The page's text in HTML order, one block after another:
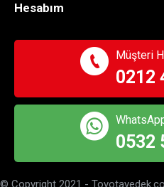
Hesabım
Müşteri
0212
0532
© Copyright 2021 -